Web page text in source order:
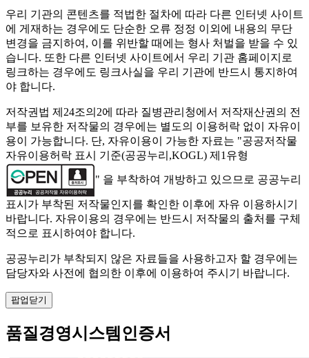
우리 기관의 콘텐츠를 적법한 절차에 따라 다른 인터넷 사이트
에 게재하는 경우에도 단순한 오류 정정 이외에 내용의 무단
변경을 금지하여, 이를 위반할 때에는 형사 처벌을 받을 수 있
습니다. 또한 다른 인터넷 사이트에서 우리 기관 홈페이지로
링크하는 경우에도 링크사실을 우리 기관에 반드시 통지하여
야 합니다.
저작권법 제24조의2에 따라 질병관리청에서 저작재산권의 전
부를 보유한 저작물의 경우에는 별도의 이용허락 없이 자유이
용이 가능합니다. 단, 자유이용이 가능한 자료는 "공공저작물
자유이용허락 표시 기준(공공누리,KOGL) 제1유형
" 을 부착하여 개방하고 있으므로 공공누리
표시가 부착된 저작물인지를 확인한 이후에 자유 이용하시기
바랍니다. 자유이용의 경우에는 반드시 저작물의 출처를 구체
적으로 표시하여야 합니다.
공공누리가 부착되지 않은 자료들을 사용하고자 할 경우에는
담당자와 사전에 협의한 이후에 이용하여 주시기 바랍니다.
팝업닫기
품질경영시스템인증서